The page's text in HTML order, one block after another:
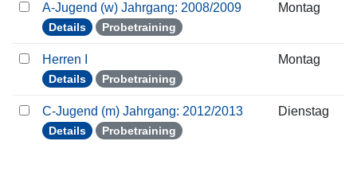
A-Jugend (w) Jahrgang: 2008/2009
Details Probetraining
Montag
Herren I
Details Probetraining
Montag
C-Jugend (m) Jahrgang: 2012/2013
Details Probetraining
Dienstag